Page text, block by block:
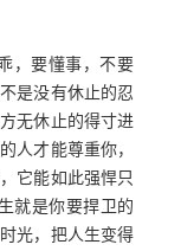
，要懂事，不要
是没有休止的忍
无休止的得寸进
人才能尊重你，
它能如此强悍只
就是你要捍卫的
光，把人生变得